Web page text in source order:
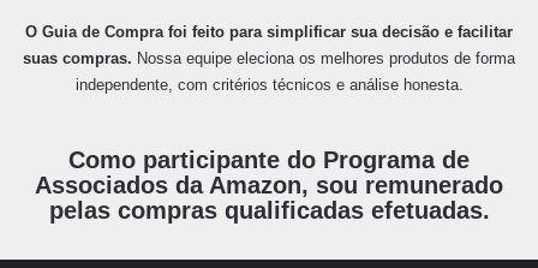
O Guia de Compra foi feito para simplificar sua decisão e facilitar
suas compras. Nossa equipe eleciona os melhores produtos de forma
independente, com critérios técnicos e análise honesta.
Como participante do Programa de
Associados da Amazon, sou remunerado
pelas compras qualificadas efetuadas.